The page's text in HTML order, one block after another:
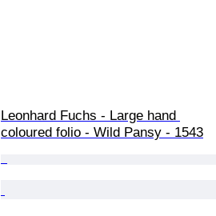
Leonhard Fuchs - Large hand
coloured folio - Wild Pansy - 1543